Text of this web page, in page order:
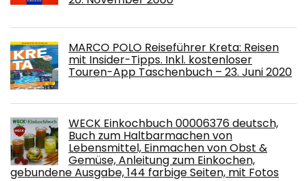
MARCO POLO Reiseführer Kreta: Reisen
mit Insider-Tipps. Inkl. kostenloser
Touren-App Taschenbuch – 23. Juni 2020
WECK Einkochbuch 00006376 deutsch,
Buch zum Haltbarmachen von
Lebensmittel, Einmachen von Obst &
Gemüse, Anleitung zum Einkochen,
gebundene Ausgabe, 144 farbige Seiten, mit Fotos